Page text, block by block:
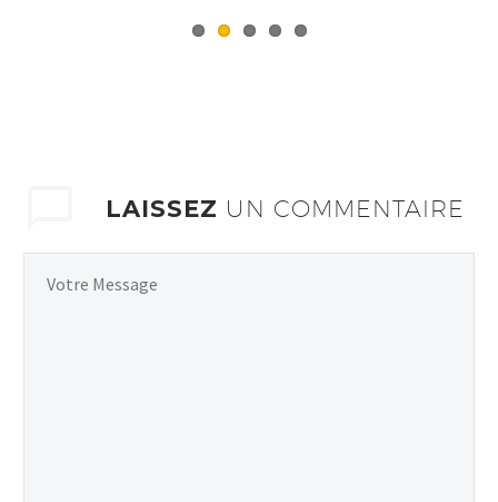
LAISSEZ UN COMMENTAIRE